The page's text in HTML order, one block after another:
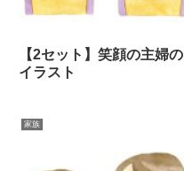
【2セット】笑顔の主婦の
イラスト
家族